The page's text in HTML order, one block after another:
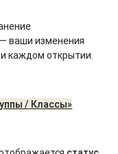
ваши изменения
каждом открытии.
/ Классы»